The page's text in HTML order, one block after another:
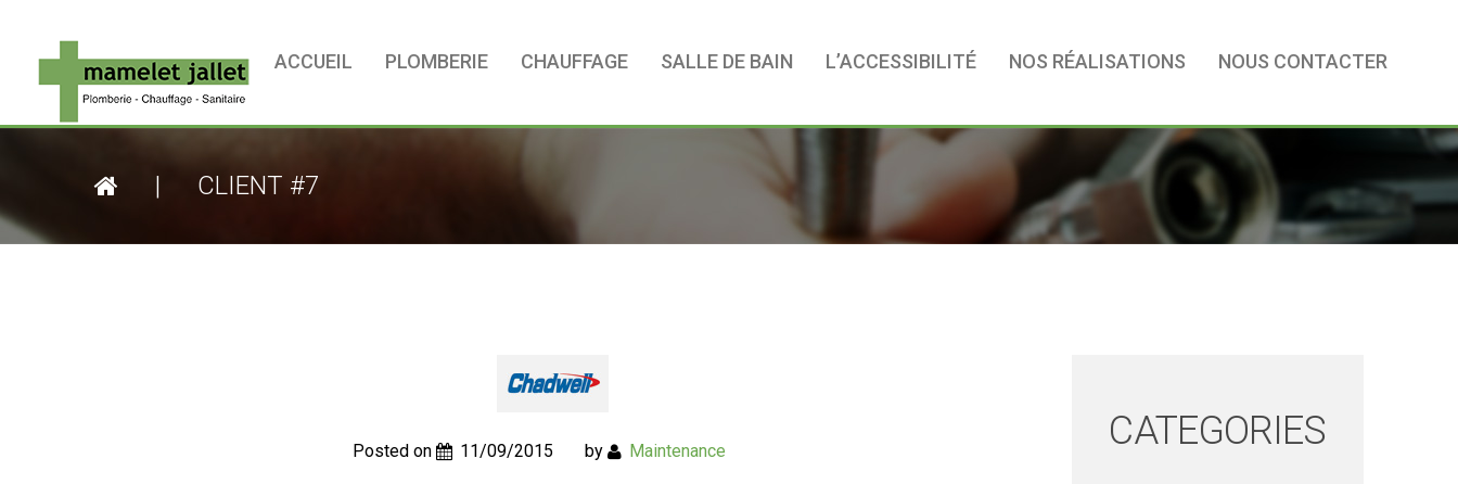
ACCUEIL PLOMBERIE CHAUFFAGE SALLE DE BAIN L’ACCESSIBILITÉ NOS RÉALISATIONS NOUS CONTACTER
| CLIENT #7
Posted on 11/09/2015 by Maintenance CATEGORIES